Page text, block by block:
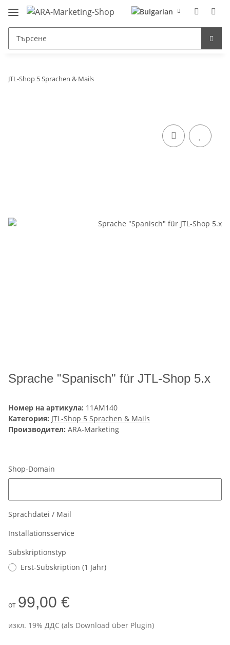
JTL-Shop 5 Sprachen & Mails
Sprache "Spanisch" für JTL-Shop 5.x
Номер на артикула: 11AM140
Категория: JTL-Shop 5 Sprachen & Mails
Производител: ARA-Marketing
Shop-Domain
Sprachdatei / Mail
Installationsservice
Subskriptionstyp
Erst-Subskription (1 Jahr)
от 99,00 €
изкл. 19% ДДС (als Download über Plugin)